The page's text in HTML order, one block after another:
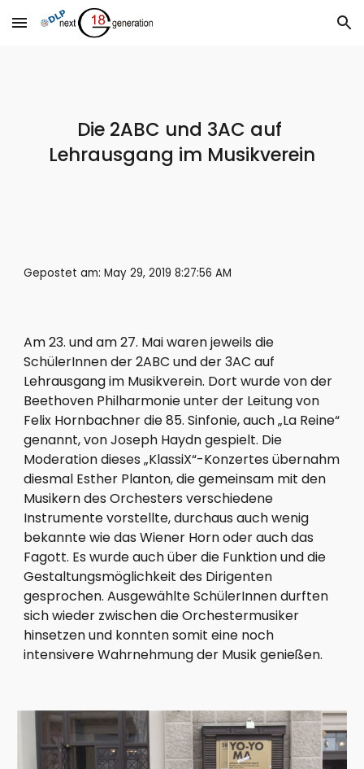
Skip to main content Skip to navigation
Die 2ABC und 3AC auf
Lehrausgang im Musikverein
Gepostet am: May 29, 2019 8:27:56 AM
Am 23. und am 27. Mai waren jeweils die
SchülerInnen der 2ABC und der 3AC auf
Lehrausgang im Musikverein. Dort wurde von der
Beethoven Philharmonie unter der Leitung von
Felix Hornbachner die 85. Sinfonie, auch „La Reine“
genannt, von Joseph Haydn gespielt. Die
Moderation dieses „KlassiX“-Konzertes übernahm
diesmal Esther Planton, die gemeinsam mit den
Musikern des Orchesters verschiedene
Instrumente vorstellte, durchaus auch wenig
bekannte wie das Wiener Horn oder auch das
Fagott. Es wurde auch über die Funktion und die
Gestaltungsmöglichkeit des Dirigenten
gesprochen. Ausgewählte SchülerInnen durften
sich wieder zwischen die Orchestermusiker
hinsetzen und konnten somit eine noch
intensivere Wahrnehmung der Musik genießen.